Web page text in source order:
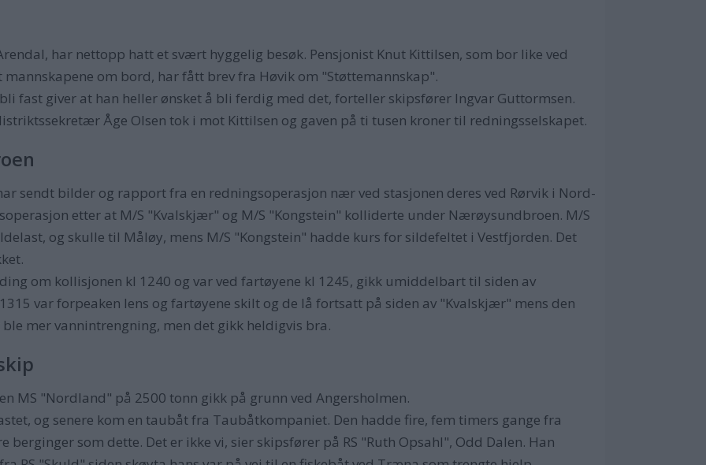
har nettopp hatt et svært hyggelig besøk. Pensjonist Knut Kittilsen, som bor like ved
om bord, har fått brev fra Høvik om "Støttemannskap".
fast giver at han heller ønsket å bli ferdig med det, forteller skipsfører Ingvar Guttormsen.
Åge Olsen tok i mot Kittilsen og gaven på ti tusen kroner til redningsselskapet.
sendt bilder og rapport fra en redningsoperasjon nær ved stasjonen deres ved Rørvik i Nord-
etter at M/S "Kvalskjær" og M/S "Kongstein" kolliderte under Nærøysundbroen. M/S
og skulle til Måløy, mens M/S "Kongstein" hadde kurs for sildefeltet i Vestfjorden. Det
om kollisjonen kl 1240 og var ved fartøyene kl 1245, gikk umiddelbart til siden av
var forpeaken lens og fartøyene skilt og de lå fortsatt på siden av "Kvalskjær" mens den
mer vannintrengning, men det gikk heldigvis bra.
MS "Nordland" på 2500 tonn gikk på grunn ved Angersholmen.
og senere kom en taubåt fra Taubåtkompaniet. Den hadde fire, fem timers gange fra
berginger som dette. Det er ikke vi, sier skipsfører på RS "Ruth Opsahl", Odd Dalen. Han